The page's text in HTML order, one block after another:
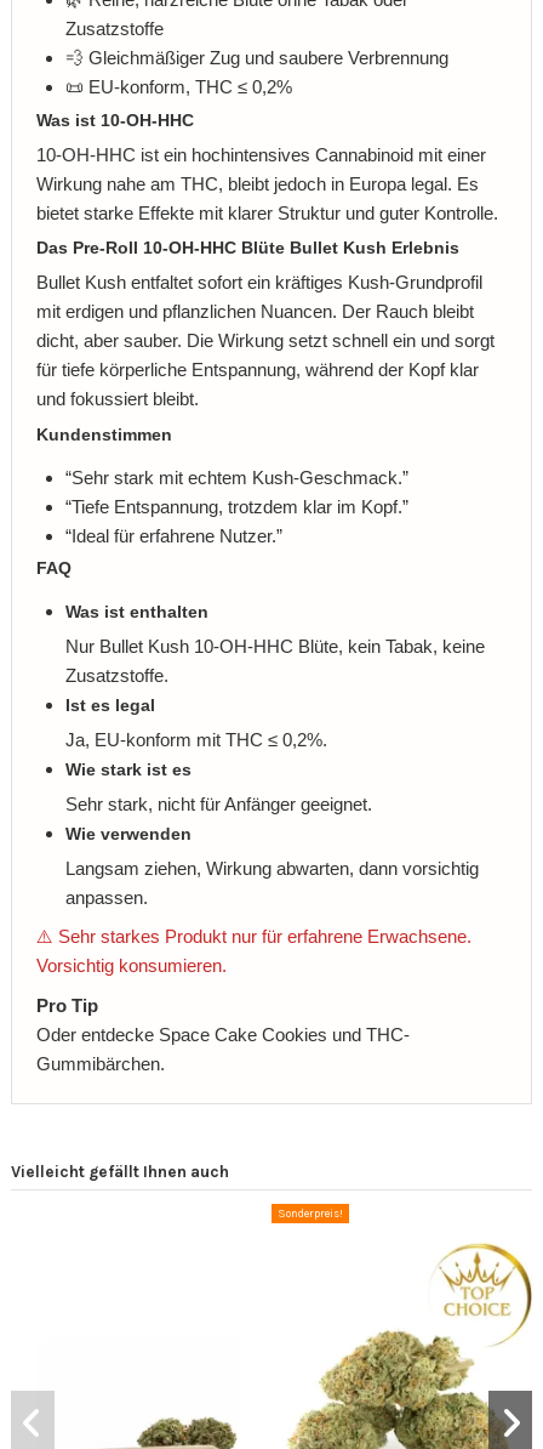
Zusatzstoffe
💨 Gleichmäßiger Zug und saubere Verbrennung
📜 EU-konform, THC ≤ 0,2%
Was ist 10-OH-HHC
10-OH-HHC ist ein hochintensives Cannabinoid mit einer
Wirkung nahe am THC, bleibt jedoch in Europa legal. Es
bietet starke Effekte mit klarer Struktur und guter Kontrolle.
Das Pre-Roll 10-OH-HHC Blüte Bullet Kush Erlebnis
Bullet Kush entfaltet sofort ein kräftiges Kush-Grundprofil
mit erdigen und pflanzlichen Nuancen. Der Rauch bleibt
dicht, aber sauber. Die Wirkung setzt schnell ein und sorgt
für tiefe körperliche Entspannung, während der Kopf klar
und fokussiert bleibt.
Kundenstimmen
“Sehr stark mit echtem Kush-Geschmack.”
“Tiefe Entspannung, trotzdem klar im Kopf.”
“Ideal für erfahrene Nutzer.”
FAQ
Was ist enthalten
Nur Bullet Kush 10-OH-HHC Blüte, kein Tabak, keine
Zusatzstoffe.
Ist es legal
Ja, EU-konform mit THC ≤ 0,2%.
Wie stark ist es
Sehr stark, nicht für Anfänger geeignet.
Wie verwenden
Langsam ziehen, Wirkung abwarten, dann vorsichtig
anpassen.
⚠️ Sehr starkes Produkt nur für erfahrene Erwachsene.
Vorsichtig konsumieren.
Pro Tip
Oder entdecke Space Cake Cookies und THC-
Gummibärchen.
Vielleicht gefällt Ihnen auch
Sonderpreis!